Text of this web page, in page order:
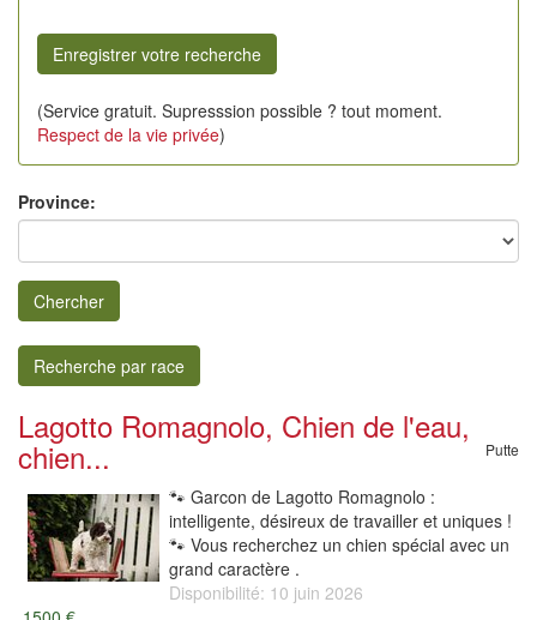
(Service gratuit. Supresssion possible ? tout moment.
Respect de la vie privée)
Province:
Chercher
Recherche par race
Lagotto Romagnolo, Chien de l'eau,
chien... Putte
🐾 Garcon de Lagotto Romagnolo :
intelligente, désireux de travailler et uniques !
🐾 Vous recherchez un chien spécial avec un
grand caractère .
Disponibilité: 10 juin 2026